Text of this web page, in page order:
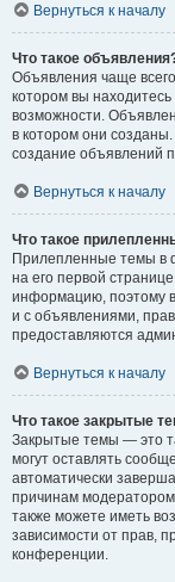
Вернуться к началу
Что такое
Объявления чаще
котором вы
возможности.
в котором они
создание объявлений
Вернуться к началу
Что такое
Прилепленные темы в
на его первой
информацию, поэтому
и с объявлениями,
предоставляются
Вернуться к началу
Что такое закрытые
Закрытые темы — это
могут оставлять
автоматически
причинам
также можете иметь
зависимости от прав,
конференции.